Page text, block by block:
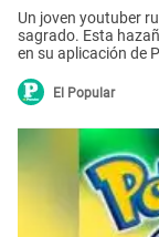
Un joven youtuber
sagrado. Esta
en su aplicación de
El Popular